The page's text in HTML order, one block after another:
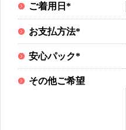
ご着用日*
お支払方法*
安心パック*
その他ご希望